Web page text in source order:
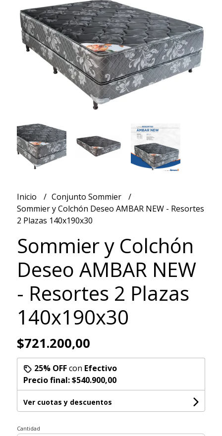
Inicio
Conjunto Sommier
Sommier y Colchón Deseo AMBAR NEW - Resortes
2 Plazas 140x190x30
Sommier y Colchón
Deseo AMBAR NEW
- Resortes 2 Plazas
140x190x30
$721.200,00
25% OFFcon Efectivo
Precio final:$540.900,00
Ver cuotas y descuentos
Cantidad